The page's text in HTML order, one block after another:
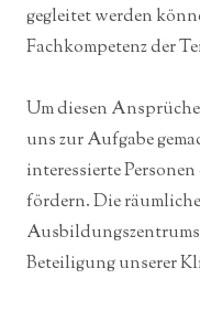
gegleitet werden
Fachkompetenz der
Um diesen
uns zur Aufgabe
interessierte
fördern. Die
Beteiligung unserer